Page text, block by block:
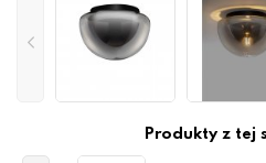
Produkty z tej